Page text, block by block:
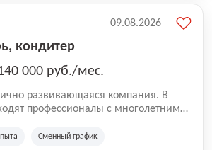
кондитер
000 руб./мес.
развивающаяся компания. В
профессионалы с многолетним
а накопленный опыт позволяют
Сменный график
09.08.2026